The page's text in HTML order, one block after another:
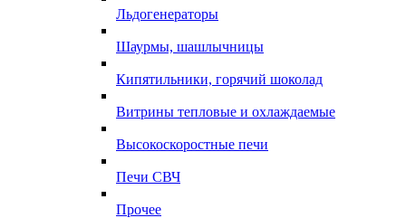
Льдогенераторы
Шаурмы, шашлычницы
Кипятильники, горячий шоколад
Витрины тепловые и охлаждаемые
Высокоскоростные печи
Печи СВЧ
Прочее